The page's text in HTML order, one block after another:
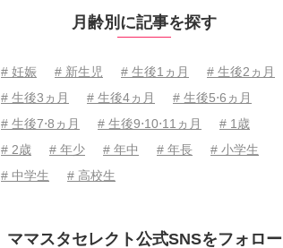
月齢別に記事を探す
# 妊娠 # 新生児 # 生後1ヵ月
# 生後2ヵ月
# 生後3ヵ月
# 生後4ヵ月
# 生後5⋅6ヵ月
# 生後7⋅8ヵ月
# 生後9⋅10⋅11ヵ月
# 1歳
# 2歳
# 年少 # 年中 # 年長
# 小学生
# 中学生
# 高校生
ママスタセレクト公式SNSをフォロー